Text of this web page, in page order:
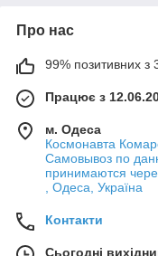
Про нас
99% позитивних з
Працює з
м. Одеса
Космонавта
Самовывоз по
принимаются
, Одеса, Україна
Контакти
Сьогодні